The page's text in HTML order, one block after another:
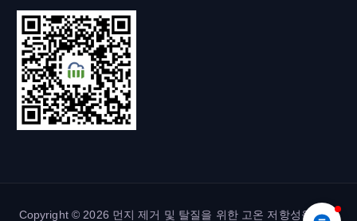
Copyright © 2026 먼지 제거 및 탈질을 위한 고온 저항성을 갖춘